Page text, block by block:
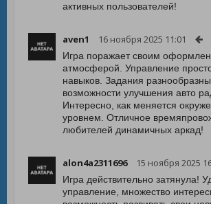
активных пользователей!
aven1 16 ноября 2025 11:01
Игра поражает своим
атмосферой. Управление
навыков. Задания
возможности улучшения авто
Интересно, как меняется
уровнем. Отличное
любителей динамичных аркад!
alon4a2311696 15 ноября 2025
Игра действительно затянула!
управление, множество